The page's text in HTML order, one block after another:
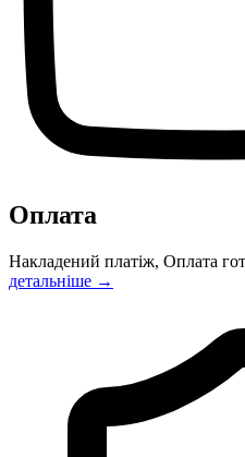
Оплата
Накладений платіж, Оплата
детальніше →